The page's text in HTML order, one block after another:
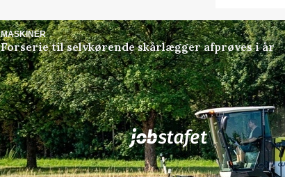
MASKINER
Forserie til selvkørende skårlægger afprøves i år
Jobsi samarbejde med 77ledige